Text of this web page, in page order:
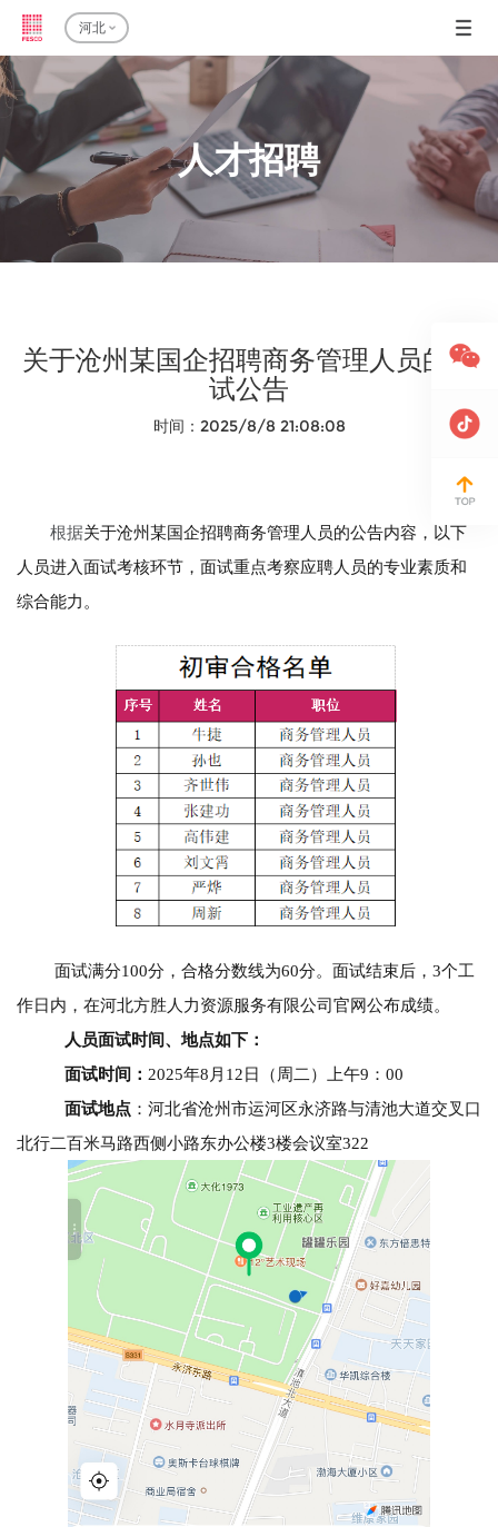
河北
人才招聘
关于沧州某国企招聘商务管理人员的面
试公告
时间：2025/8/8 21:08:08
根据关于沧州某国企招聘商务管理人员的公告内容，以下
人员进入面试考核环节，面试重点考察应聘人员的专业素质和
综合能力。
面试满分100分，合格分数线为60分。面试结束后，3个工
作日内，在河北方胜人力资源服务有限公司官网公布成绩。
人员面试时间、地点如下：
面试时间： 2025年8月12日（周二）上午9：00
面试地点 ：河北省沧州市运河区永济路与清池大道交叉口
北行二百米马路西侧小路东办公楼3楼会议室322